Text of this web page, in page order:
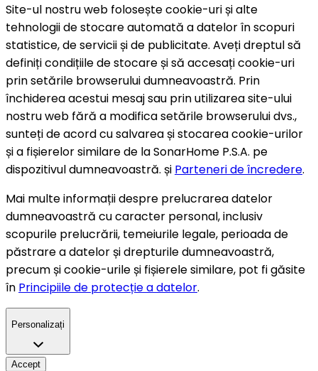
Site-ul nostru web folosește cookie-uri și alte
tehnologii de stocare automată a datelor în scopuri
statistice, de servicii și de publicitate. Aveți dreptul să
definiți condițiile de stocare și să accesați cookie-uri
prin setările browserului dumneavoastră. Prin
închiderea acestui mesaj sau prin utilizarea site-ului
nostru web fără a modifica setările browserului dvs.,
sunteți de acord cu salvarea și stocarea cookie-urilor
și a fișierelor similare de la SonarHome P.S.A. pe
dispozitivul dumneavoastră. și Parteneri de încredere.
Mai multe informații despre prelucrarea datelor
dumneavoastră cu caracter personal, inclusiv
scopurile prelucrării, temeiurile legale, perioada de
păstrare a datelor și drepturile dumneavoastră,
precum și cookie-urile și fișierele similare, pot fi găsite
în Principiile de protecție a datelor.
Personalizați
Accept